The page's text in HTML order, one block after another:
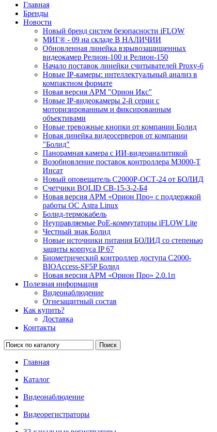
Главная
Бренды
Новости
Новый бренд систем безопасности iFLOW
МИГ® - 09 на складе В НАЛИЧИИ
Обновленная линейка взрывозащищенных
видеокамер Релион-100 и Релион-150
Начало поставок линейки считывателей Proxy-6
Новые IP-камеры: интеллектуальный анализ в
компактном формате
Новая версия АРМ "Орион Икс"
Новые IP-видеокамеры 2-й серии с
моторизированным и фиксированным
объективами
Новые тревожные кнопки от компании Болид
Новая линейка видеосерверов от компании
"Болид"
Панорамная камера с ИИ-видеоаналитикой
Возобновление поставок контроллера М3000-Т
Инсат
Новый оповещатель С2000Р-ОСТ-24 от БОЛИД
Счетчики BOLID СВ-15-3-2-Б4
Новая версия АРМ «Орион Про» с поддержкой
работы ОС Astra Linux
Болид-термокабель
Неуправляемые PoE-коммутаторы iFLOW Lite
Честный знак Болид
Новые источники питания БОЛИД со степенью
защиты корпуса IP 67
Биометрический контроллер доступа С2000-
BIOAccess-SF5P Болид
Новая версия АРМ «Орион Про» 2.0.1п
Полезная информация
Видеонаблюдение
Огнезащитный состав
Как купить?
Доставка
Контакты
Поиск
Главная
Каталог
Видеонаблюдение
Видеорегистраторы